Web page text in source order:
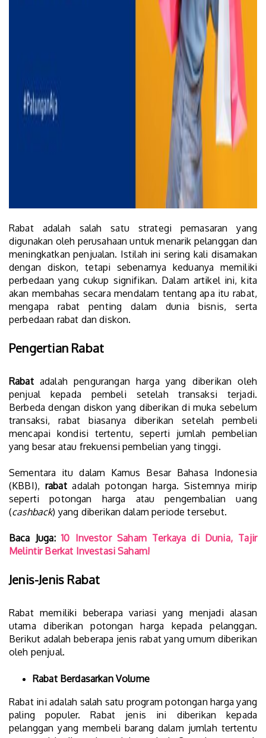
Rabat adalah salah satu strategi pemasaran yang
digunakan oleh perusahaan untuk menarik pelanggan dan
meningkatkan penjualan. Istilah ini sering kali disamakan
dengan diskon, tetapi sebenarnya keduanya memiliki
perbedaan yang cukup signifikan. Dalam artikel ini, kita
akan membahas secara mendalam tentang apa itu rabat,
mengapa rabat penting dalam dunia bisnis, serta
perbedaan rabat dan diskon.
Pengertian Rabat
Rabatadalah pengurangan harga yang diberikan oleh
penjual kepada pembeli setelah transaksi terjadi.
Berbeda dengan diskon yang diberikan di muka sebelum
transaksi, rabat biasanya diberikan setelah pembeli
mencapai kondisi tertentu, seperti jumlah pembelian
yang besar atau frekuensi pembelian yang tinggi.
Sementara itu dalam Kamus Besar Bahasa Indonesia
(KBBI), rabatadalah potongan harga. Sistemnya mirip
seperti potongan harga atau pengembalian uang
(cashback) yang diberikan dalam periode tersebut.
Baca Juga:10 Investor Saham Terkaya di Dunia, Tajir
Melintir Berkat Investasi Saham!
Jenis-Jenis Rabat
Rabat memiliki beberapa variasi yang menjadi alasan
utama diberikan potongan harga kepada pelanggan.
Berikut adalah beberapa jenis rabat yang umum diberikan
oleh penjual.
Rabat Berdasarkan Volume
Rabat ini adalah salah satu program potongan harga yang
paling populer. Rabat jenis ini diberikan kepada
pelanggan yang membeli barang dalam jumlah tertentu